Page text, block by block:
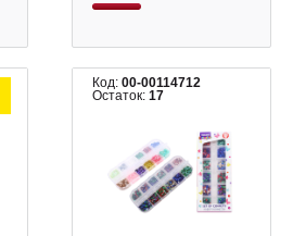
Код:00-00114712
Остаток:17